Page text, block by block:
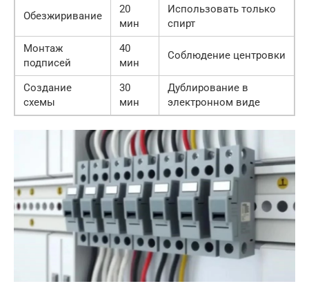
Обезжиривание
20
мин
Использовать только
спирт
Монтаж
подписей
40
мин
Соблюдение центровки
Создание
схемы
30
мин
Дублирование в
электронном виде